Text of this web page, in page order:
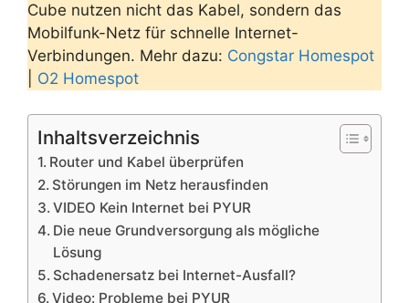
Cube nutzen nicht das Kabel, sondern das
Mobilfunk-Netz für schnelle Internet-
Verbindungen. Mehr dazu: Congstar Homespot
O2 Homespot
Inhaltsverzeichnis
Router und Kabel überprüfen
Störungen im Netz herausfinden
VIDEO Kein Internet bei PYUR
Die neue Grundversorgung als mögliche
Lösung
Schadenersatz bei Internet-Ausfall?
Video: Probleme bei PYUR